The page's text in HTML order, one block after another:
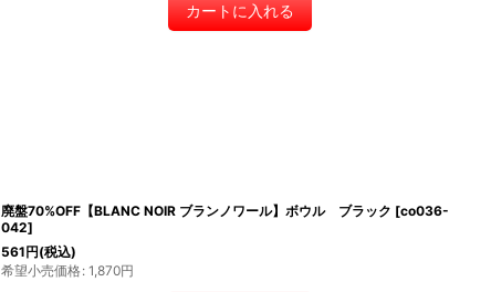
カートに入れる
廃盤70%OFF【BLANC NOIR ブランノワール】ボウル ブラック [co036-
042]
561円(税込)
希望小売価格: 1,870円